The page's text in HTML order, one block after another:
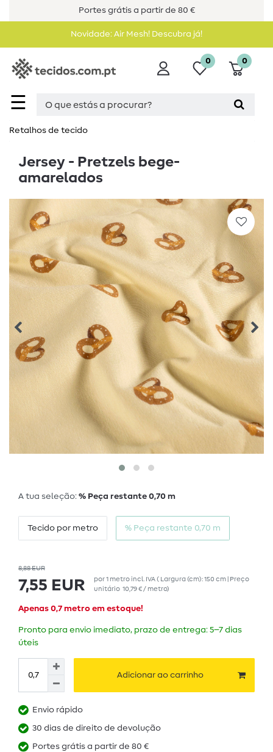
Portes grátis a partir de 80 €
Novidade: Air Mesh! Descubra já!
☰
0 0
Retalhos de tecido
Jersey - Pretzels bege-
amarelados
A tua seleção: % Peça restante 0,70 m
Tecido por metro % Peça restante 0,70 m
8,88 EUR
7,55 EUR por1 metro incl. IVA( Largura (cm): 150 cm | Preço
unitário 10,79 € / metro)
Apenas 0,7 metro em estoque!
Pronto para envio imediato, prazo de entrega: 5–7 dias
úteis
Adicionar ao carrinho
Envio rápido
30 dias de direito de devolução
Portes grátis a partir de 80 €